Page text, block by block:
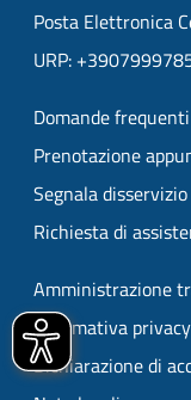
Posta Elettronica
URP:
Domande frequenti
Prenotazione
Segnala disservizio
Richiesta di
Amministrazione
Informativa privacy
Dichiarazione di